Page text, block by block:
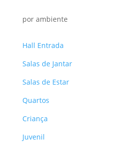
por ambiente
Hall Entrada
Salas de Jantar
Salas de Estar
Quartos
Criança
Juvenil